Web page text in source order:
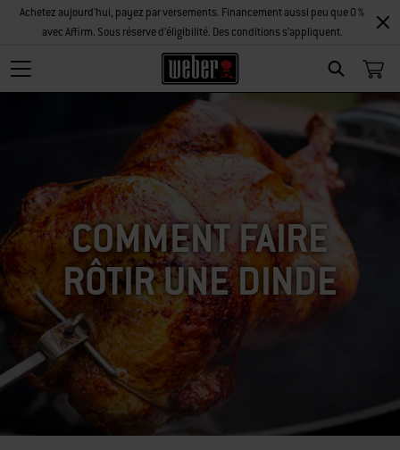
SEARCH
Achetez aujourd'hui, payez par versements. Financement aussi peu que 0 %
avec Affirm. Sous réserve d’éligibilité. Des conditions s’appliquent.
COMMENT FAIRE
RÔTIR UNE DINDE